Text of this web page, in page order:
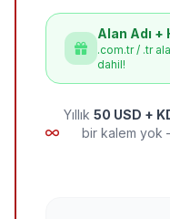
Alan Adı +
.com.tr / .tr
dahil!
Yıllık 50 USD +
bir kalem yok